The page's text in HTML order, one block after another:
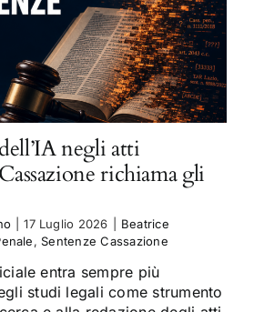
negli atti
richiama gli
17 Luglio 2026
Beatrice
,Sentenze Cassazione
entra sempre più
studi legali come strumento